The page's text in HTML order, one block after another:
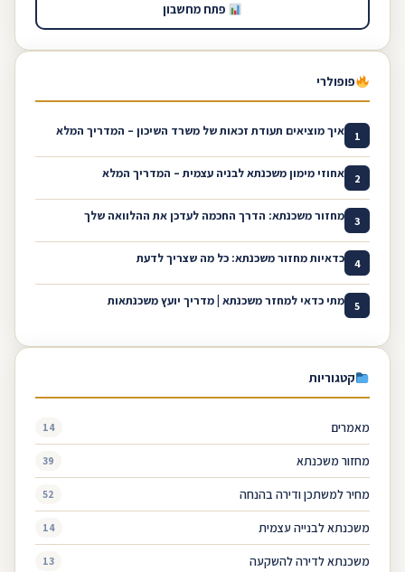
פתח מחשבון
פופולרי
1 איך מוציאים תעודת זכאות של משרד השיכון – המדריך המלא
2 אחוזי מימון משכנתא לבניה עצמית – המדריך המלא
3 מחזור משכנתא: הדרך החכמה לעדכן את ההלוואה שלך
4 כדאיות מחזור משכנתא: כל מה שצריך לדעת
5 מתי כדאי למחזר משכנתא | מדריך יועץ משכנתאות
קטגוריות
מאמרים 14
מחזור משכנתא 39
מחיר למשתכן ודירה בהנחה 52
משכנתא לבנייה עצמית 14
משכנתא לדירה להשקעה 13